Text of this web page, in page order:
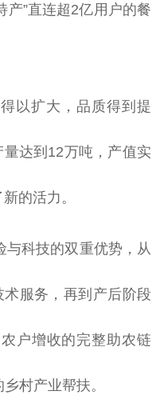
产”直连超2亿用户的餐
以扩大，品质得到提
达到12万吨，产值实
的活力。
与科技的双重优势，从
服务，再到产后阶段
户增收的完整助农链
村产业帮扶。